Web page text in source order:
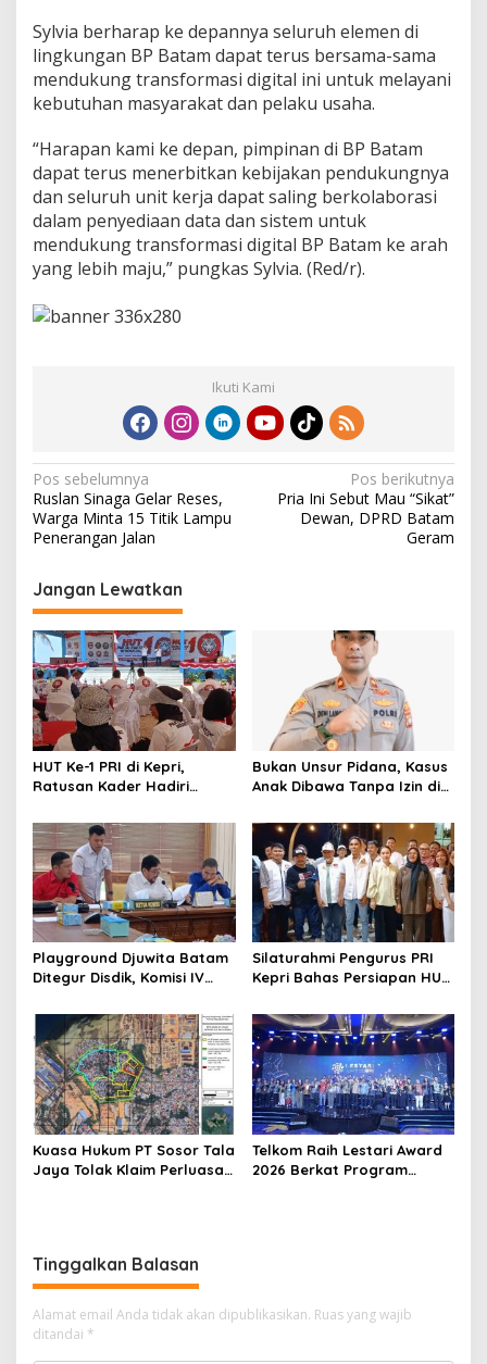
Sylvia berharap ke depannya seluruh elemen di
lingkungan BP Batam dapat terus bersama-sama
mendukung transformasi digital ini untuk melayani
kebutuhan masyarakat dan pelaku usaha.
“Harapan kami ke depan, pimpinan di BP Batam
dapat terus menerbitkan kebijakan pendukungnya
dan seluruh unit kerja dapat saling berkolaborasi
dalam penyediaan data dan sistem untuk
mendukung transformasi digital BP Batam ke arah
yang lebih maju,” pungkas Sylvia. (Red/r).
Ikuti Kami
N
a
v
i
g
a
s
i
p
o
s
Pos sebelumnya
Ruslan Sinaga Gelar Reses,
Warga Minta 15 Titik Lampu
Penerangan Jalan
Pos berikutnya
Pria Ini Sebut Mau “Sikat”
Dewan, DPRD Batam
Geram
Jangan Lewatkan
HUT Ke-1 PRI di Kepri,
Ratusan Kader Hadiri
Bansos
Bukan Unsur Pidana, Kasus
Anak Dibawa Tanpa Izin di
Playground Djuwita Batam
Ditegur Disdik, Komisi IV
Silaturahmi Pengurus PRI
Kepri Bahas Persiapan HUT
Konsolidasi Partai
Kuasa Hukum PT Sosor Tala
Jaya Tolak Klaim Perluasan
Telkom Raih Lestari Award
2026 Berkat Program
Tinggalkan Balasan
Alamat email Anda tidak akan dipublikasikan. Ruas yang wajib
ditandai *